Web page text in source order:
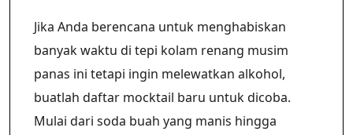
Jika Anda berencana untuk menghabiskan
banyak waktu di tepi kolam renang musim
panas ini tetapi ingin melewatkan alkohol,
buatlah daftar mocktail baru untuk dicoba.
Mulai dari soda buah yang manis hingga